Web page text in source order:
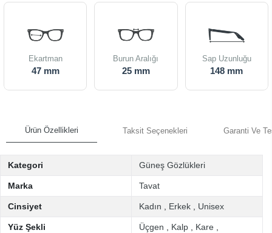
Ekartman
47 mm
Burun Aralığı
25 mm
Sap Uzunluğu
148 mm
Ürün Özellikleri Taksit Seçenekleri Garanti Ve
Kategori Güneş Gözlükleri
Marka Tavat
Cinsiyet Kadın Erkek Unisex
Yüz Şekli Üçgen Kalp Kare